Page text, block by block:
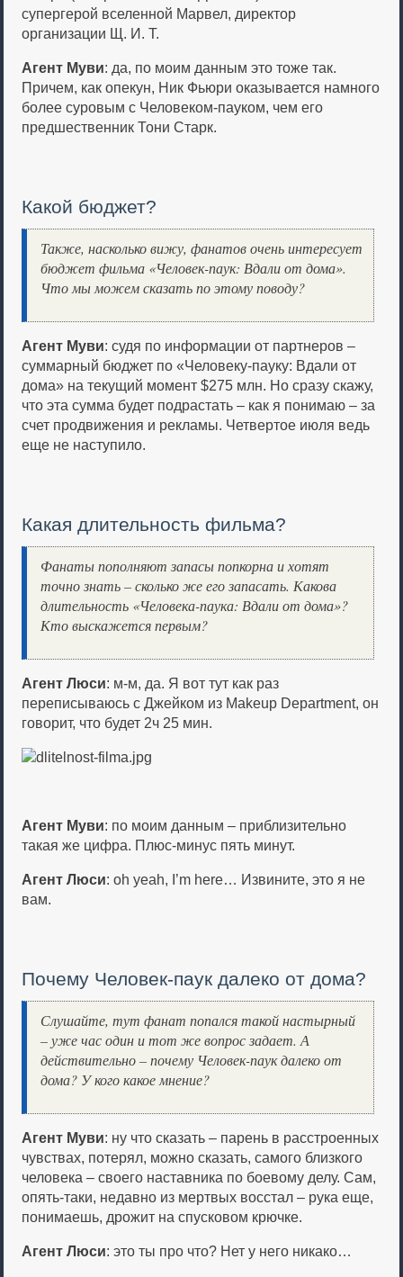
супергерой вселенной Марвел, директор
организации Щ. И. Т.
Агент Муви: да, по моим данным это тоже так.
Причем, как опекун, Ник Фьюри оказывается намного
более суровым с Человеком-пауком, чем его
предшественник Тони Старк.
Какой бюджет?
Также, насколько вижу, фанатов очень интересует
бюджет фильма «Человек-паук: Вдали от дома».
Что мы можем сказать по этому поводу?
Агент Муви: судя по информации от партнеров –
суммарный бюджет по «Человеку-пауку: Вдали от
дома» на текущий момент $275 млн. Но сразу скажу,
что эта сумма будет подрастать – как я понимаю – за
счет продвижения и рекламы. Четвертое июля ведь
еще не наступило.
Какая длительность фильма?
Фанаты пополняют запасы попкорна и хотят
точно знать – сколько же его запасать. Какова
длительность «Человека-паука: Вдали от дома»?
Кто выскажется первым?
Агент Люси: м-м, да. Я вот тут как раз
переписываюсь с Джейком из Makeup Department, он
говорит, что будет 2ч 25 мин.
Агент Муви: по моим данным – приблизительно
такая же цифра. Плюс-минус пять минут.
Агент Люси: oh yeah, I’m here… Извините, это я не
вам.
Почему Человек-паук далеко от дома?
Слушайте, тут фанат попался такой настырный
– уже час один и тот же вопрос задает. А
действительно – почему Человек-паук далеко от
дома? У кого какое мнение?
Агент Муви: ну что сказать – парень в расстроенных
чувствах, потерял, можно сказать, самого близкого
человека – своего наставника по боевому делу. Сам,
опять-таки, недавно из мертвых восстал – рука еще,
понимаешь, дрожит на спусковом крючке.
Агент Люси: это ты про что? Нет у него никако…